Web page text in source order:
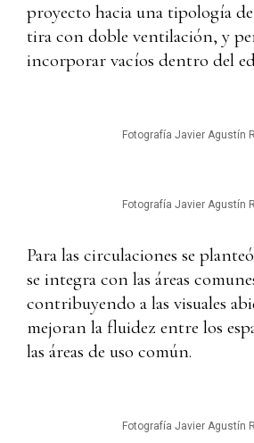
proyecto hacia una tipología
tira con doble ventilación, y
incorporar vacíos dentro del
Fotografía Javier Agustín
Fotografía Javier Agustín
Para las circulaciones se
se integra con las áreas
contribuyendo a las visuales
mejoran la fluidez entre los
las áreas de uso común.
Fotografía Javier Agustín